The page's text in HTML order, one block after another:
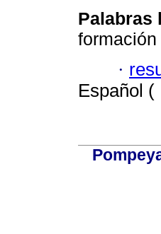
Palabras
·
Español (